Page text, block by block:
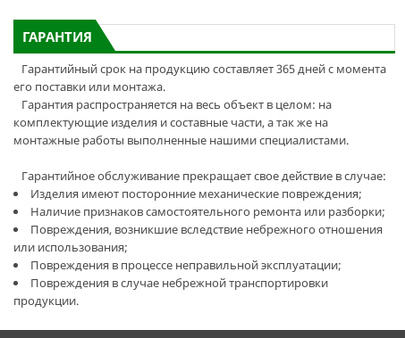
ГАРАНТИЯ
Гарантийный срок на продукцию составляет 365 дней с момента
его поставки или монтажа.
Гарантия распространяется на весь объект в целом: на
комплектующие изделия и составные части, а так же на
монтажные работы выполненные нашими специалистами.
Гарантийное обслуживание прекращает свое действие в случае:
Изделия имеют посторонние механические повреждения;
Наличие признаков самостоятельного ремонта или разборки;
Повреждения, возникшие вследствие небрежного отношения
или использования;
Повреждения в процессе неправильной эксплуатации;
Повреждения в случае небрежной транспортировки
продукции.